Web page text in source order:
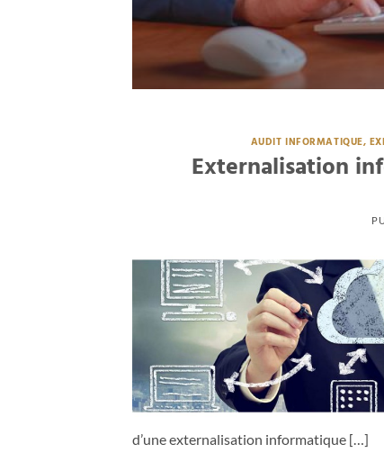
AUDIT INFORMATIQUE,
Externalisation
d’une externalisation informatique […]